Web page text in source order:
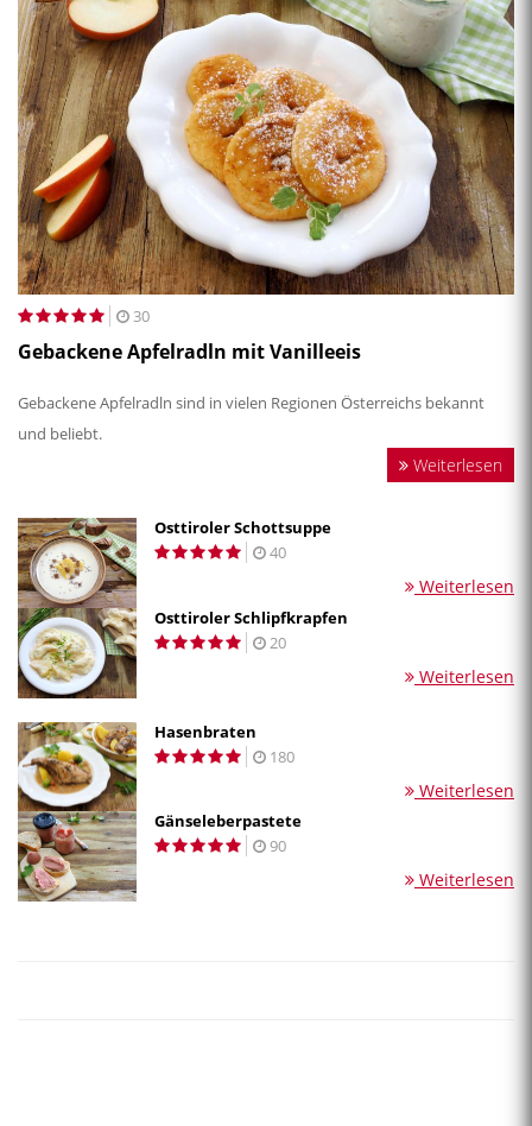
30
Gebackene Apfelradln mit Vanilleeis
Gebackene Apfelradln sind in vielen Regionen Österreichs bekannt
und beliebt.
Weiterlesen
Osttiroler Schottsuppe
40
Weiterlesen
Osttiroler Schlipfkrapfen
20
Weiterlesen
Hasenbraten
180
Weiterlesen
Gänseleberpastete
90
Weiterlesen